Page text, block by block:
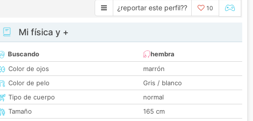
¿reportar este perfil?? 10
Mi física y +
Buscando
hembra
Color de ojos
marrón
Color de pelo
Gris / blanco
Tipo de cuerpo
normal
Tamaño
165 cm